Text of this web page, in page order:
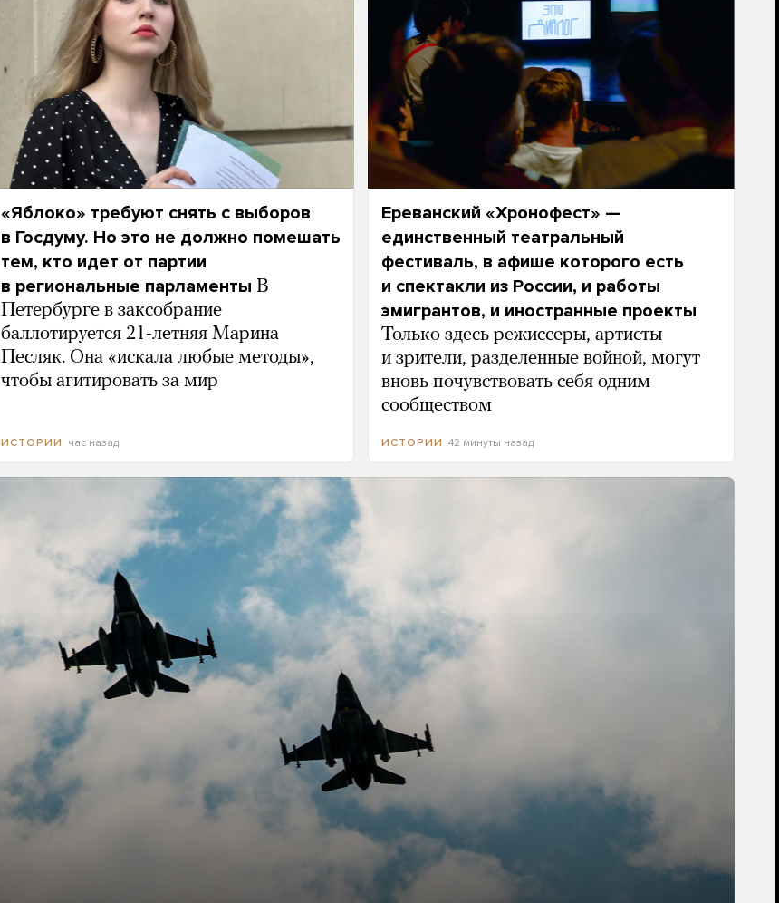
«Яблоко» требуют снять с выборов
в Госдуму. Но это не должно помешать
тем, кто идет от партии
в региональные парламенты В
Петербурге в заксобрание
баллотируется 21-летняя Марина
Песляк. Она «искала любые методы»,
чтобы агитировать за мир
ИСТОРИИ час назад
Ереванский «Хронофест» —
единственный театральный
фестиваль, в афише которого есть
и спектакли из России, и работы
эмигрантов, и иностранные проекты
Только здесь режиссеры, артисты
и зрители, разделенные войной, могут
вновь почувствовать себя одним
сообществом
ИСТОРИИ 42 минуты назад